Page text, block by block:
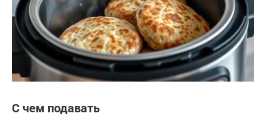
С чем подавать